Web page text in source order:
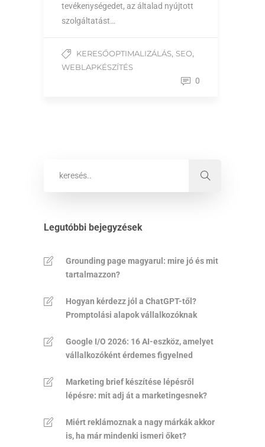
tevékenységedet, az általad nyújtott
szolgáltatást…
KERESŐOPTIMALIZÁLÁS, SEO,
WEBLAPKÉSZÍTÉS
0
Legutóbbi bejegyzések
Grounding page magyarul: mire jó és mit
tartalmazzon?
Hogyan kérdezz jól a ChatGPT-től?
Promptolási alapok vállalkozóknak
Google I/O 2026: 16 AI-eszköz, amelyet
vállalkozóként érdemes figyelned
Marketing brief készítése lépésről
lépésre: mit adj át a marketingesnek?
Miért reklámoznak a nagy márkák akkor
is, ha már mindenki ismeri őket?